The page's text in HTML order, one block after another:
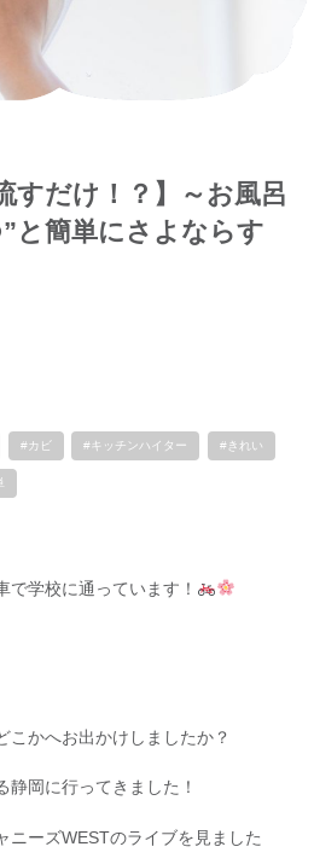
すだけ！？】～お風呂
と簡単にさよならす
#カビ #キッチンハイター #きれい
学校に通っています！
こかへお出かけしましたか？
岡に行ってきました！
ニーズWESTのライブを見ました